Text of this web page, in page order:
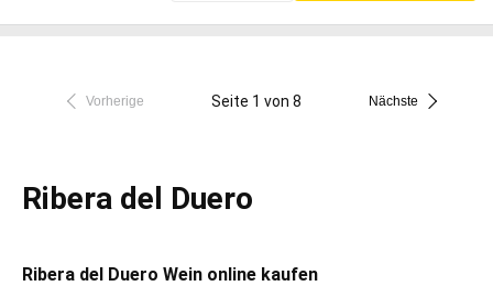
Vorherige Seite 1 von 8 Nächste
Ribera del Duero
Ribera del Duero Wein online kaufen